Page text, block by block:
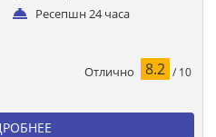
Ресепшн 24 часа
Отлично 8.2 / 10